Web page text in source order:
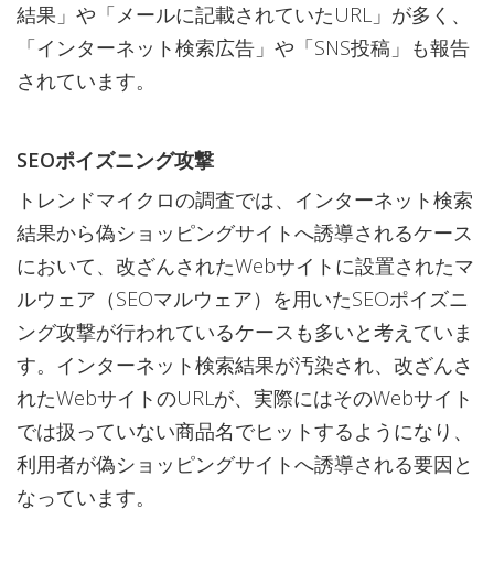
結果」や「メールに記載されていたURL」が多く、
「インターネット検索広告」や「SNS投稿」も報告
されています。
SEOポイズニング攻撃
トレンドマイクロの調査では、インターネット検索
結果から偽ショッピングサイトへ誘導されるケース
において、改ざんされたWebサイトに設置されたマ
ルウェア（SEOマルウェア）を用いたSEOポイズニ
ング攻撃が行われているケースも多いと考えていま
す。インターネット検索結果が汚染され、改ざんさ
れたWebサイトのURLが、実際にはそのWebサイト
では扱っていない商品名でヒットするようになり、
利用者が偽ショッピングサイトへ誘導される要因と
なっています。